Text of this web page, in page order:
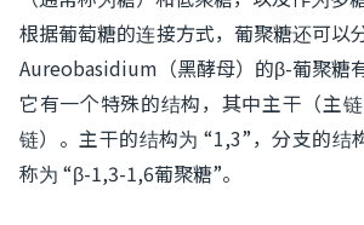
根据葡萄糖的连接方式，葡聚糖还可以
Aureobasidium（黑酵母）的β-葡聚糖
它有一个特殊的结构，其中主干（主
链）。主干的结构为 “1,3”，分支的结
称为 “β-1,3-1,6葡聚糖”。